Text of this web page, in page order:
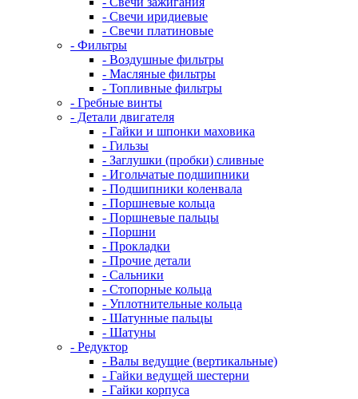
- Свечи иридиевые
- Свечи платиновые
- Фильтры
- Воздушные фильтры
- Масляные фильтры
- Топливные фильтры
- Гребные винты
- Детали двигателя
- Гайки и шпонки маховика
- Гильзы
- Заглушки (пробки) сливные
- Игольчатые подшипники
- Подшипники коленвала
- Поршневые кольца
- Поршневые пальцы
- Поршни
- Прокладки
- Прочие детали
- Сальники
- Стопорные кольца
- Уплотнительные кольца
- Шатунные пальцы
- Шатуны
- Редуктор
- Валы ведущие (вертикальные)
- Гайки ведущей шестерни
- Гайки корпуса